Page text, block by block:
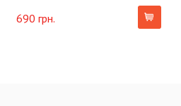
690 грн.